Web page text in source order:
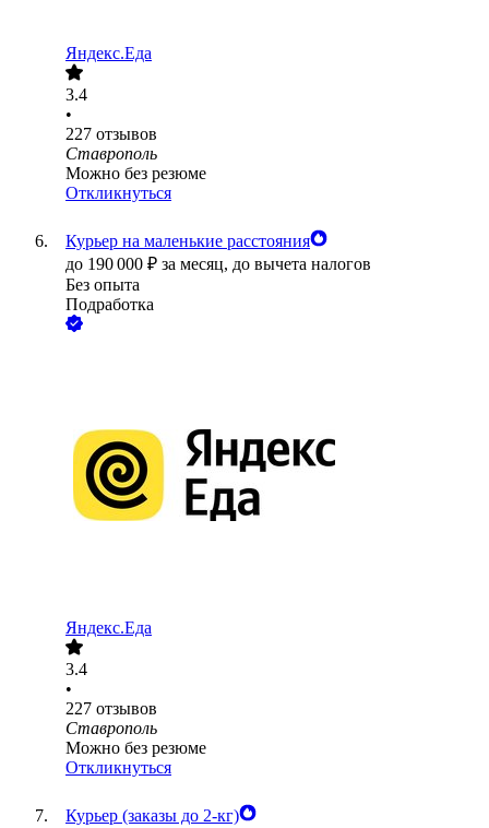
Яндекс.Еда
3.4
•
227 отзывов
Ставрополь
Можно без резюме
Откликнуться
Курьер на маленькие расстояния
до 190 000 ₽ за месяц, до вычета налогов
Без опыта
Подработка
Яндекс.Еда
3.4
•
227 отзывов
Ставрополь
Можно без резюме
Откликнуться
Курьер (заказы до 2-кг)